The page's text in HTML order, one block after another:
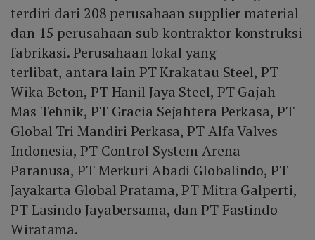
terdiri dari 208 perusahaan supplier material
dan 15 perusahaan sub kontraktor konstruksi
fabrikasi. Perusahaan lokal yang
terlibat, antara lain PT Krakatau Steel, PT
Wika Beton, PT Hanil Jaya Steel, PT Gajah
Mas Tehnik, PT Gracia Sejahtera Perkasa, PT
Global Tri Mandiri Perkasa, PT Alfa Valves
Indonesia, PT Control System Arena
Paranusa, PT Merkuri Abadi Globalindo, PT
Jayakarta Global Pratama, PT Mitra Galperti,
PT Lasindo Jayabersama, dan PT Fastindo
Wiratama.